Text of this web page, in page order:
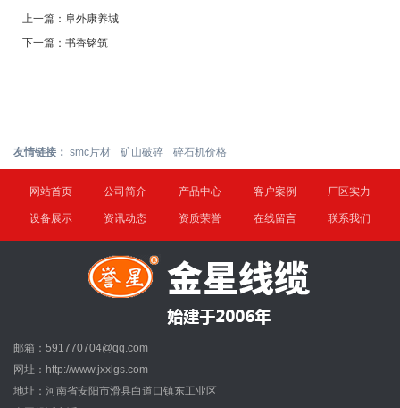
上一篇： 阜外康养城
下一篇： 书香铭筑
友情链接： smc片材 矿山破碎 碎石机价格
网站首页 公司简介 产品中心 客户案例 厂区实力
设备展示 资讯动态 资质荣誉 在线留言 联系我们
邮箱：591770704@qq.com
网址：http://www.jxxlgs.com
地址：河南省安阳市滑县白道口镇东工业区